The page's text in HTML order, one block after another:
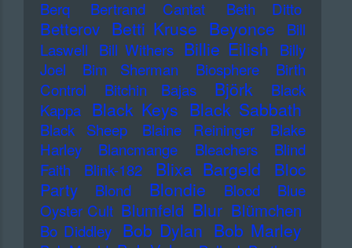
Berq
Bertrand Cantat Beth Ditto
Betterov Betti Kruse Beyonce
Bill
Laswell
Bill Withers Billie Eilish
Billy
Joel
Bim Sherman Biosphere
Birth
Control
Bitchin Bajas Björk
Black
Kappa Black Keys Black Sabbath
Black Sheep Blaine Reininger
Blake
Harley
Blancmange Bleachers
Blind
Faith
Blink-182 Blixa Bargeld
Bloc
Party
Blond Blondie Blood
Blue
Oyster Cult Blumfeld Blur Blümchen
Bo Diddley Bob Dylan Bob Marley